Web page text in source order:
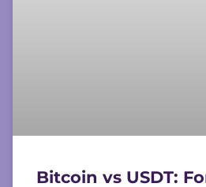
Bitcoin vs USDT: